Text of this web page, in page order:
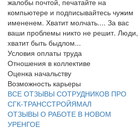
жалобы почтой, печатайте на
компьютере и подписывайтесь чужим
имененем. Хватит молчать.... За вас
ваши проблемы никто не решит. Люди,
хватит быть быдлом...
Условия оплаты труда
Отношения в коллективе
Оценка начальству
Возможность карьеры
ВСЕ ОТЗЫВЫ СОТРУДНИКОВ ПРО
СГК-ТРАНССТРОЙЯМАЛ
ОТЗЫВЫ О РАБОТЕ В НОВОМ
УРЕНГОЕ